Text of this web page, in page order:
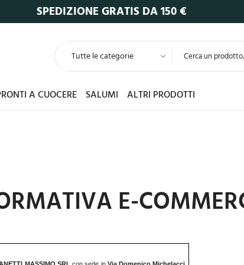
SPEDIZIONE GRATIS DA 150 €
A CUOCERE SALUMI ALTRI PRODOTTI
E-
MASSIMO SRL con sede in Via Domenico Michelacci